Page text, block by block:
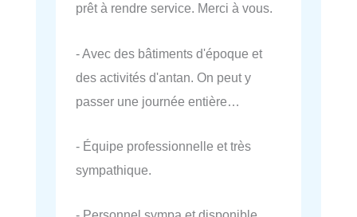
prêt à rendre service. Merci à vous.
- Avec des bâtiments d'époque et
des activités d'antan. On peut y
passer une journée entière…
- Équipe professionnelle et très
sympathique.